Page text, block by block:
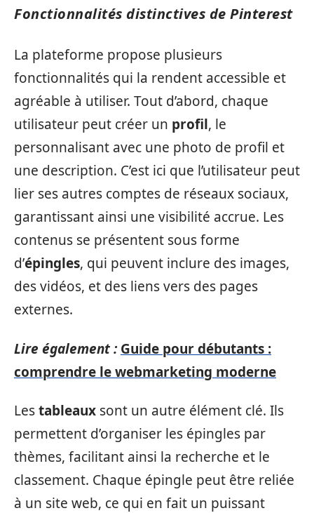
Fonctionnalités distinctives de Pinterest
La plateforme propose plusieurs
fonctionnalités qui la rendent accessible et
agréable à utiliser. Tout d’abord, chaque
utilisateur peut créer un profil, le
personnalisant avec une photo de profil et
une description. C’est ici que l’utilisateur peut
lier ses autres comptes de réseaux sociaux,
garantissant ainsi une visibilité accrue. Les
contenus se présentent sous forme
d’épingles, qui peuvent inclure des images,
des vidéos, et des liens vers des pages
externes.
Lire également : Guide pour débutants :
comprendre le webmarketing moderne
Lestableaux sont un autre élément clé. Ils
permettent d’organiser les épingles par
thèmes, facilitant ainsi la recherche et le
classement. Chaque épingle peut être reliée
à un site web, ce qui en fait un puissant